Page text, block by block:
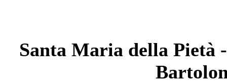
Santa Maria della Pietà